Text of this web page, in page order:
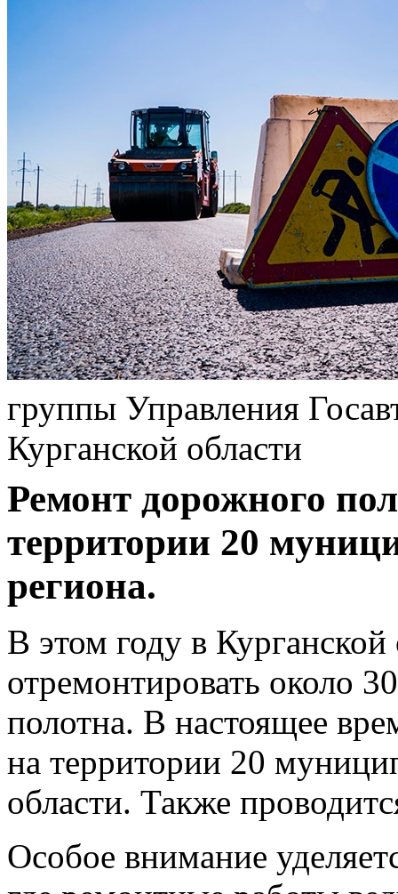
группы Управления
Курганской области
Ремонт дорожного
территории 20
региона.
В этом году в Курганской
отремонтировать около
полотна. В настоящее
на территории 20
области. Также
Особое внимание